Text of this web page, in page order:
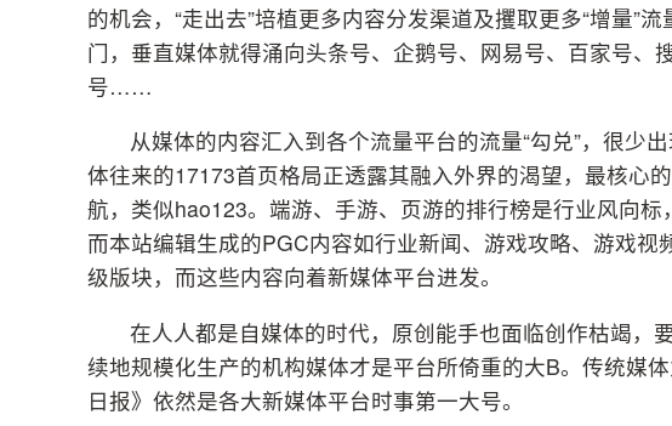
的机会，“走出去”培植更多内容分发渠道及攫取更多“增量”
门，垂直媒体就得涌向头条号、企鹅号、网易号、百家号、
号……
从媒体的内容汇入到各个流量平台的流量“勾兑”，很少
体往来的17173首页格局正透露其融入外界的渴望，最核心
航，类似hao123。端游、手游、页游的排行榜是行业风向标
而本站编辑生成的PGC内容如行业新闻、游戏攻略、游戏
级版块，而这些内容向着新媒体平台进发。
在人人都是自媒体的时代，原创能手也面临创作枯竭，
续地规模化生产的机构媒体才是平台所倚重的大B。传统媒
日报》依然是各大新媒体平台时事第一大号。